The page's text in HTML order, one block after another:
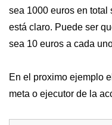
sea 1000 euros en total
está claro. Puede ser
sea 10 euros a cada
En el proximo ejemplo
meta o ejecutor de la